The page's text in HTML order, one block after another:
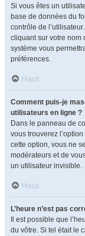
Si vous êtes un
base de données du
contrôle de
cliquant sur votre nom
système vous
préférences.
Haut
Comment puis-je
utilisateurs en ligne ?
Dans le panneau de
vous trouverez
cette option, vous ne
modérateurs et de
un utilisateur invisible.
Haut
L’heure n’est pas
Il est possible que
du vôtre. Si tel était le